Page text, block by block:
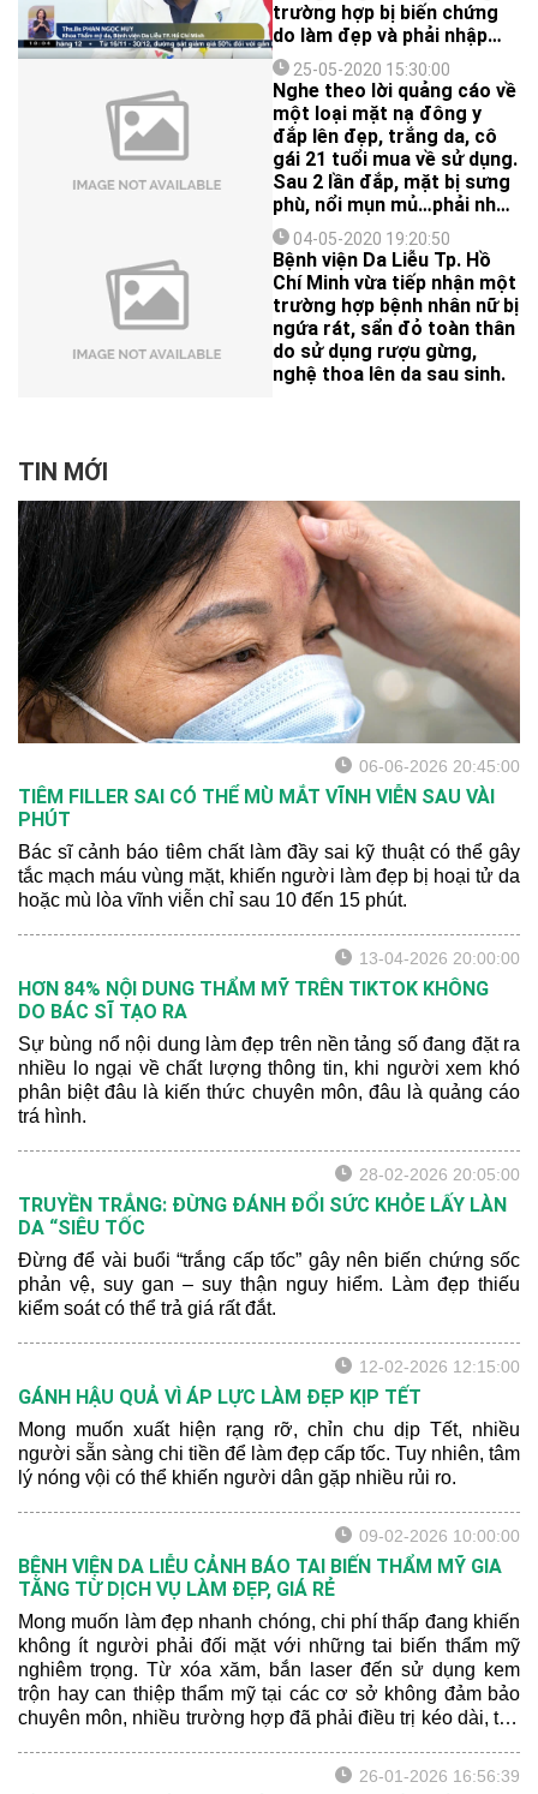
trường hợp bị biến chứng
do làm đẹp và phải nhập
viện cấp cứu. Vậy làm thế
nào để làm đẹp mà không
ảnh hưởng đến sức khoẻ?
25-05-2020 15:30:00
Nghe theo lời quảng cáo về
một loại mặt nạ đông y
đắp lên đẹp, trắng da, cô
gái 21 tuổi mua về sử dụng.
Sau 2 lần đắp, mặt bị sưng
phù, nổi mụn mủ…phải nhập
viện điều trị.
04-05-2020 19:20:50
Bệnh viện Da Liễu Tp. Hồ
Chí Minh vừa tiếp nhận một
trường hợp bệnh nhân nữ bị
ngứa rát, sẩn đỏ toàn thân
do sử dụng rượu gừng,
nghệ thoa lên da sau sinh.
TIN MỚI
06-06-2026 20:45:00
TIÊM FILLER SAI CÓ THỂ MÙ MẮT VĨNH VIỄN SAU VÀI
PHÚT
Bác sĩ cảnh báo tiêm chất làm đầy sai kỹ thuật có thể gây
tắc mạch máu vùng mặt, khiến người làm đẹp bị hoại tử da
hoặc mù lòa vĩnh viễn chỉ sau 10 đến 15 phút.
13-04-2026 20:00:00
HƠN 84% NỘI DUNG THẨM MỸ TRÊN TIKTOK KHÔNG
DO BÁC SĨ TẠO RA
Sự bùng nổ nội dung làm đẹp trên nền tảng số đang đặt ra
nhiều lo ngại về chất lượng thông tin, khi người xem khó
phân biệt đâu là kiến thức chuyên môn, đâu là quảng cáo
trá hình.
28-02-2026 20:05:00
TRUYỀN TRẮNG: ĐỪNG ĐÁNH ĐỔI SỨC KHỎE LẤY LÀN
DA “SIÊU TỐC
Đừng để vài buổi “trắng cấp tốc” gây nên biến chứng sốc
phản vệ, suy gan – suy thận nguy hiểm. Làm đẹp thiếu
kiểm soát có thể trả giá rất đắt.
12-02-2026 12:15:00
GÁNH HẬU QUẢ VÌ ÁP LỰC LÀM ĐẸP KỊP TẾT
Mong muốn xuất hiện rạng rỡ, chỉn chu dịp Tết, nhiều
người sẵn sàng chi tiền để làm đẹp cấp tốc. Tuy nhiên, tâm
lý nóng vội có thể khiến người dân gặp nhiều rủi ro.
09-02-2026 10:00:00
BỆNH VIỆN DA LIỄU CẢNH BÁO TAI BIẾN THẨM MỸ GIA
TĂNG TỪ DỊCH VỤ LÀM ĐẸP, GIÁ RẺ
Mong muốn làm đẹp nhanh chóng, chi phí thấp đang khiến
không ít người phải đối mặt với những tai biến thẩm mỹ
nghiêm trọng. Từ xóa xăm, bắn laser đến sử dụng kem
trộn hay can thiệp thẩm mỹ tại các cơ sở không đảm bảo
chuyên môn, nhiều trường hợp đã phải điều trị kéo dài, tốn
26-01-2026 16:56:39